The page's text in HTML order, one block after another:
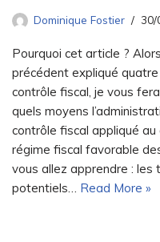
Dominique Fostier 30/
Pourquoi cet article ?
précédent expliqué
contrôle fiscal, je vous
quels moyens
contrôle fiscal appliqué
régime fiscal favorable
vous allez apprendre : les
potentiels… Read More »